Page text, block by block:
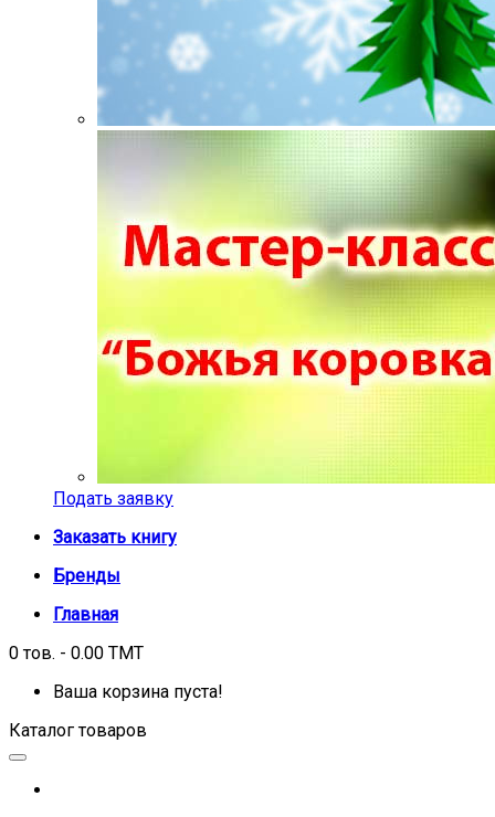
Подать заявку
Заказать книгу
Бренды
Главная
0 тов. - 0.00 TMT
Ваша корзина пуста!
Каталог товаров